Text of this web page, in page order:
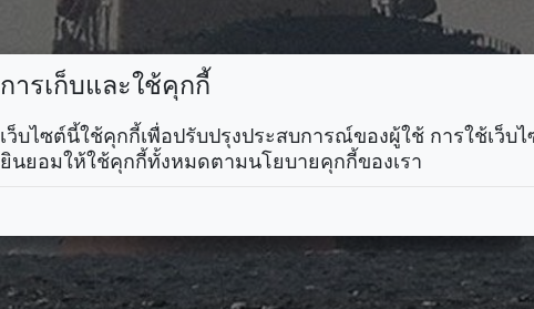
การเก็บและใช้คุกกี้
เว็บไซต์นี้ใช้คุกกี้เพื่อปรับปรุงประสบการณ์ของผู้ใช้ การใช้เว็บ
ยินยอมให้ใช้คุกกี้ทั้งหมดตามนโยบายคุกกี้ของเรา